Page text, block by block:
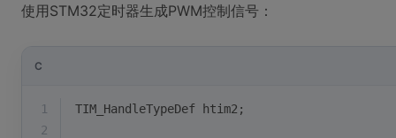
使用STM32定时器生成PWM控制信号：
C
1
TIM_HandleTypeDef htim2;
2